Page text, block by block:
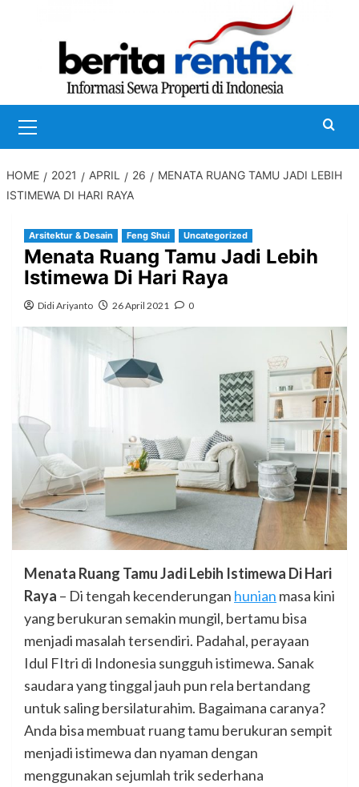
Menu
HOME 2021 APRIL 26
MENATA RUANG TAMU JADI LEBIH
ISTIMEWA DI HARI RAYA
Arsitektur & Desain Feng Shui Uncategorized
Menata Ruang Tamu Jadi Lebih
Istimewa Di Hari Raya
Didi Ariyanto 26 April 2021 0
Menata Ruang Tamu Jadi Lebih Istimewa Di Hari
Raya – Di tengah kecenderungan hunian masa kini
yang berukuran semakin mungil, bertamu bisa
menjadi masalah tersendiri. Padahal, perayaan
Idul FItri di Indonesia sungguh istimewa. Sanak
saudara yang tinggal jauh pun rela bertandang
untuk saling bersilaturahim. Bagaimana caranya?
Anda bisa membuat ruang tamu berukuran sempit
menjadi istimewa dan nyaman dengan
menggunakan sejumlah trik sederhana